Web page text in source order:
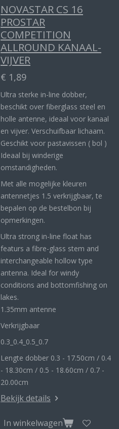
NOVASTAR CS 16
PROSTAR
COMPETITION
ALLROUND KANAAL-
VIJVER
€ 1,89
Ultra sterke in-line dobber,
beschikt over fiberglass steel en
holle antenne, ideaal voor kanaal
en vijver. Verschuifbaar lichaam.
Geschikt voor pastavissen ( bol )
Ideaal bij winderige
omstandigheden.
Met alle mogelijke kleuren
antennetjes 1.5 verkrijgbaar, te
bepalen op de bestelbon bij
opmerkingen.
Ultra strong in-line float has
featurs a fibre-glass stem and
interchangeable hollow type
antenna. Ideal for windy
conditions and bottomfishing on
lakes.
1.35mm antenne
Verkrijgbaar
0.3_ 0.4_ 0.5_0.7
Lengte dobber 0.3 - 17.50cm / 0.4
- 18.30cm / 0.5 - 18.60cm / 0.7 -
20.00cm
Bekijk details
In winkelwagen